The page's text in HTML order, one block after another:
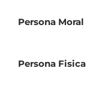
Persona Moral
Persona Fisica